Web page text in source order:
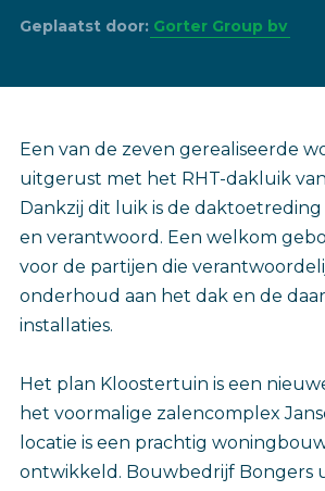
Geplaatst door: Gorter Group bv
Een van de zeven gerealiseerde
uitgerust met het RHT-dakluik
Dankzij dit luik is de
en verantwoord. Een welkom
voor de partijen die
onderhoud aan het dak en de
installaties.
Het plan Kloostertuin is een
het voormalige zalencomplex
locatie is een prachtig
ontwikkeld. Bouwbedrijf Bongers